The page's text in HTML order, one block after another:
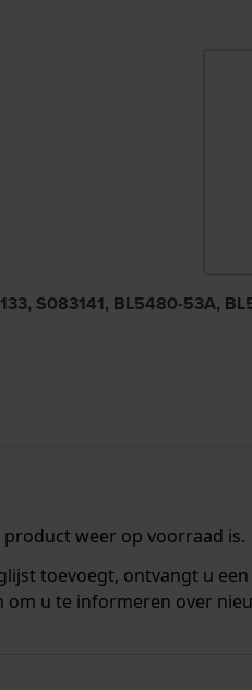
S083141, BL5480-53A,
weer op voorraad is.
toevoegt, ontvangt u
om u te informeren over